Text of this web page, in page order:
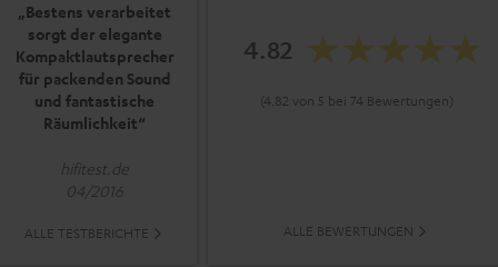
„Bestens verarbeitet
sorgt der elegante
Kompaktlautsprecher
für packenden Sound
und fantastische
Räumlichkeit“
hifitest.de
04/2016
ALLE TESTBERICHTE
4.82
(4.82 von 5 bei 74 Bewertungen)
ALLE BEWERTUNGEN